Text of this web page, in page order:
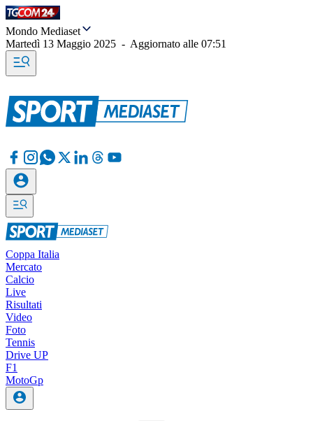
Mondo Mediaset
Martedì 13 Maggio 2025 - Aggiornato alle 07:51
Coppa Italia
Mercato
Calcio
Live
Risultati
Video
Foto
Tennis
Drive UP
F1
MotoGp